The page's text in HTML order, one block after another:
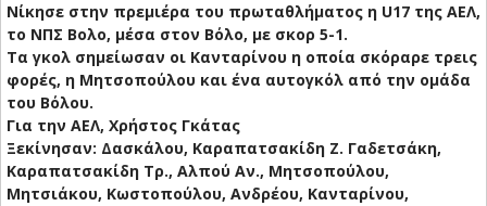
Νίκησε στην πρεμιέρα του πρωταθλήματος η U17 της ΑΕΛ,
το ΝΠΣ Βολο, μέσα στον Βόλο, με σκορ 5-1.
Τα γκολ σημείωσαν οι Κανταρίνου η οποία σκόραρε τρεις
φορές, η Μητσοπούλου και ένα αυτογκόλ από την ομάδα
του Βόλου.
Για την ΑΕΛ, Χρήστος Γκάτας
Ξεκίνησαν: Δασκάλου, Καραπατσακίδη Ζ. Γαδετσάκη,
Καραπατσακίδη Τρ., Αλπού Αν., Μητσοπούλου,
Μητσιάκου, Κωστοπούλου, Ανδρέου, Κανταρίνου,